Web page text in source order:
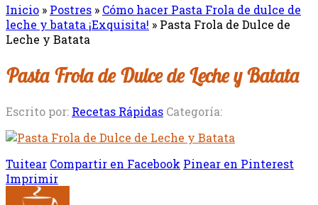
Inicio » Postres » Cómo hacer Pasta Frola de dulce de
leche y batata ¡Exquisita! » Pasta Frola de Dulce de
Leche y Batata
Pasta Frola de Dulce de Leche y Batata
Escrito por: Recetas Rápidas Categoría:
Tuitear Compartir en Facebook Pinear en Pinterest
Imprimir